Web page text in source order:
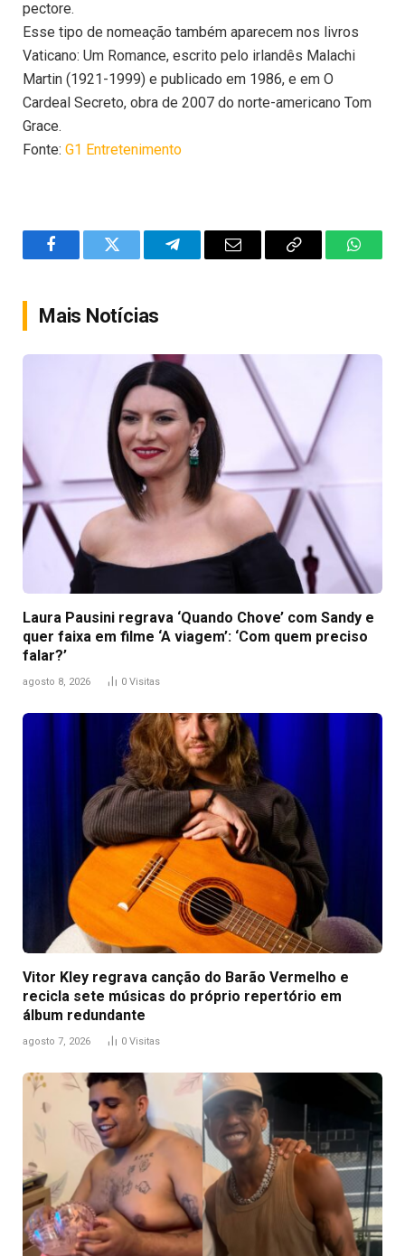
pectore.
Esse tipo de nomeação também aparecem nos livros
Vaticano: Um Romance, escrito pelo irlandês Malachi
Martin (1921-1999) e publicado em 1986, e em O
Cardeal Secreto, obra de 2007 do norte-americano Tom
Grace.
Fonte: G1 Entretenimento
FacebookTwitter TelegramEmail
Copy
Mais Notícias
Laura Pausini regrava ‘Quando Chove’ com Sandy e
quer faixa em filme ‘A viagem’: ‘Com quem preciso
falar?’
agosto 8, 2026 0 Visitas
Vitor Kley regrava canção do Barão Vermelho e
recicla sete músicas do próprio repertório em
álbum redundante
agosto 7, 2026 0 Visitas